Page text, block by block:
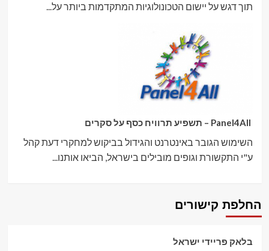
תוך דגש על יישום הטכונולוגיות המתקדמות ביותר על...
השימוש הגובר באינטרנט והגידול בביקוש למחקרי דעת קהל
ע"י התקשורת וגופים מובילים בישראל, הביאו אותנו...
החלפת קישורים
בלאק פריידי ישראל